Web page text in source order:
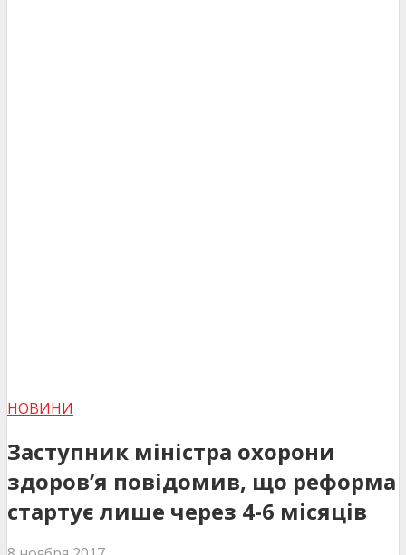
НОВИНИ
Заступник міністра охорони
здоров’я повідомив, що реформа
стартує лише через 4-6 місяців